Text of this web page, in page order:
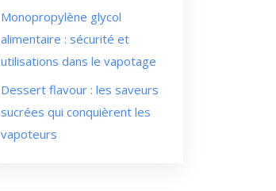
Monopropylène glycol
alimentaire : sécurité et
utilisations dans le vapotage
Dessert flavour : les saveurs
sucrées qui conquièrent les
vapoteurs